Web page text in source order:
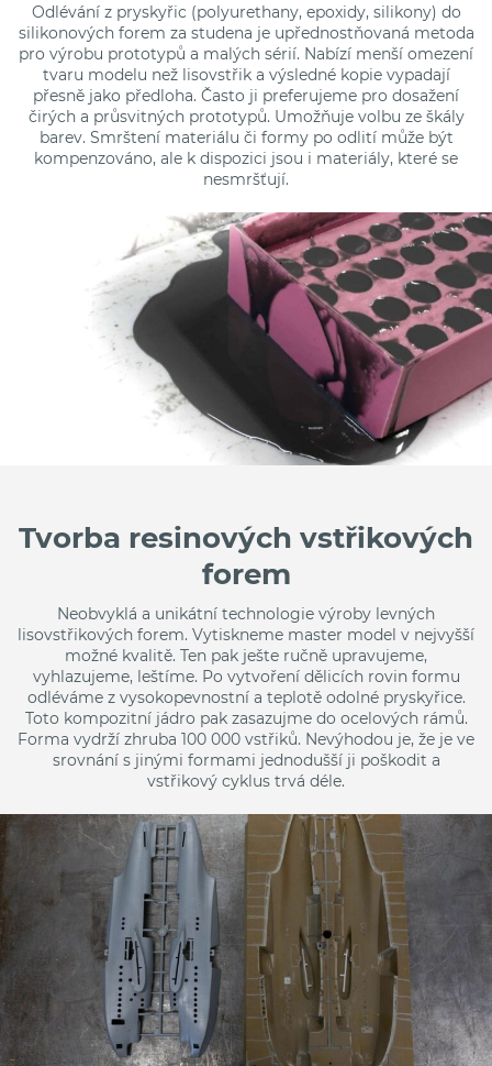
Odlévání z pryskyřic (polyurethany, epoxidy, silikony) do
silikonových forem za studena je upřednostňovaná metoda
pro výrobu prototypů a malých sérií. Nabízí menší omezení
tvaru modelu než lisovstřik a výsledné kopie vypadají
přesně jako předloha. Často ji preferujeme pro dosažení
čirých a průsvitných prototypů. Umožňuje volbu ze škály
barev. Smrštení materiálu či formy po odlití může být
kompenzováno, ale k dispozici jsou i materiály, které se
nesmršťují.
Tvorba resinových vstřikových
forem
Neobvyklá a unikátní technologie výroby levných
lisovstřikových forem. Vytiskneme master model v nejvyšší
možné kvalitě. Ten pak ješte ručně upravujeme,
vyhlazujeme, leštíme. Po vytvoření dělicích rovin formu
odléváme z vysokopevnostní a teplotě odolné pryskyřice.
Toto kompozitní jádro pak zasazujme do ocelových rámů.
Forma vydrží zhruba 100 000 vstřiků. Nevýhodou je, že je ve
srovnání s jinými formami jednodušší ji poškodit a
vstřikový cyklus trvá déle.